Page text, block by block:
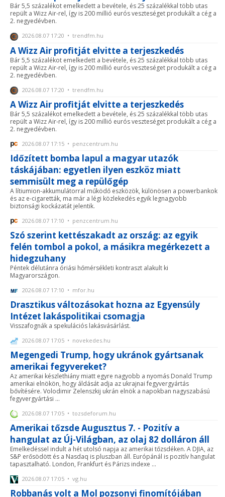
Bár 5,5 százalékot emelkedett a bevétele, és 25 százalékkal több utas
repült a Wizz Air-rel, így is 200 millió eurós veszteséget produkált a cég a
2. negyedévben.
2026.08.07 17:20 • trendfm.hu
A Wizz Air profitját elvitte a terjeszkedés
Bár 5,5 százalékot emelkedett a bevétele, és 25 százalékkal több utas
repült a Wizz Air-rel, így is 200 millió eurós veszteséget produkált a cég a
2. negyedévben.
2026.08.07 17:20 • trendfm.hu
A Wizz Air profitját elvitte a terjeszkedés
Bár 5,5 százalékot emelkedett a bevétele, és 25 százalékkal több utas
repült a Wizz Air-rel, így is 200 millió eurós veszteséget produkált a cég a
2. negyedévben.
2026.08.07 17:15 • penzcentrum.hu
Időzített bomba lapul a magyar utazók
táskájában: egyetlen ilyen eszköz miatt
semmisült meg a repülőgép
A lítiumion-akkumulátorral működő eszközök, különösen a powerbankok
és az e-cigaretták, ma már a légi közlekedés egyik legnagyobb
biztonsági kockázatát jelentik.
2026.08.07 17:10 • penzcentrum.hu
Szó szerint kettészakadt az ország: az egyik
felén tombol a pokol, a másikra megérkezett a
hidegzuhany
Péntek délutánra óriási hőmérsékleti kontraszt alakult ki
Magyarországon.
2026.08.07 17:10 • mfor.hu
Drasztikus változásokat hozna az Egyensúly
Intézet lakáspolitikai csomagja
Visszafognák a spekulációs lakásvásárlást.
2026.08.07 17:05 • novekedes.hu
Megengedi Trump, hogy ukránok gyártsanak
amerikai fegyvereket?
Az amerikai készlethiány miatt egyre nagyobb a nyomás Donald Trump
amerikai elnökön, hogy áldását adja az ukrajnai fegyvergyártás
bővítésére. Volodimir Zelenszkij ukrán elnök a napokban nagyszabású
fegyvergyártási ...
2026.08.07 17:05 • tozsdeforum.hu
Amerikai tőzsde Augusztus 7. - Pozitív a
hangulat az Új-Világban, az olaj 82 dolláron áll
Emelkedéssel indult a hét utolsó napja az amerikai tőzsdéken. A DJIA, az
S&P erősödött és a Nasdaq is pluszban áll. Európánál is pozitív hangulat
tapasztalható. London, Frankfurt és Párizs indexe ...
2026.08.07 17:05 • vg.hu
Robbanás volt a Mol pozsonyi finomítójában